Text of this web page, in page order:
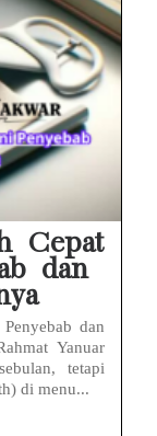
Cepat
dan
dan
Yanuar
tetapi
di menu...